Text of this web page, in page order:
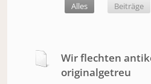
Alles
Alles Beiträge
Wir flechten
originalgetreu